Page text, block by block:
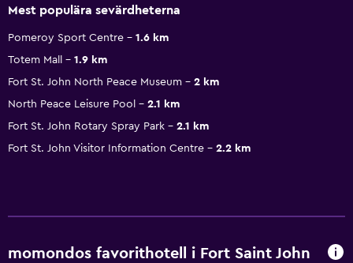
Mest populära sevärdheterna
Pomeroy Sport Centre
1.6 km
Totem Mall
1.9 km
Fort St. John North Peace Museum
2 km
North Peace Leisure Pool
2.1 km
Fort St. John Rotary Spray Park
2.1 km
Fort St. John Visitor Information Centre
2.2 km
momondos favorithotell i Fort Saint John